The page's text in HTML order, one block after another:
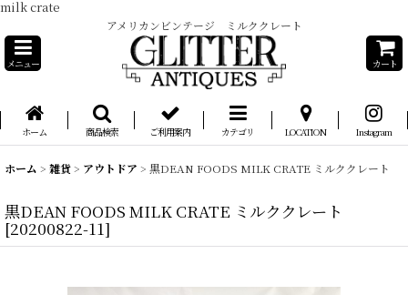
milk crate
アメリカンビンテージ ミルククレート
メニュー カート
ホーム 商品検索 ご利用案内 カテゴリ LOCATION Instagram
ホーム > 雑貨> アウトドア > 黒DEAN FOODS MILK CRATE ミルククレート
黒DEAN FOODS MILK CRATE ミルククレート
[20200822-11]